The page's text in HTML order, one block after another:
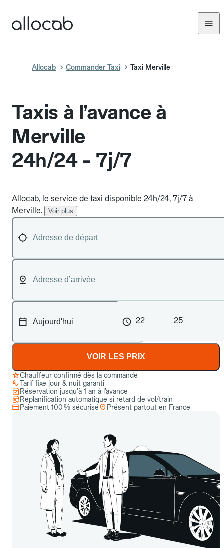
Allocab Commander Taxi Taxi Merville
Taxis à l’avance à
Merville
24h/24 - 7j/7
Allocab, le service de taxi disponible 24h/24, 7j/7 à
Merville.
Voir plus
22 25
VOIR LES PRIX
Chauffeur confirmé dès la commande
Tarif fixe jour & nuit garanti
Réservation jusqu’à 1 an à l’avance
Replanification automatique si retard de vol/train
Paiement 100 % sécurisé
Présent partout en France